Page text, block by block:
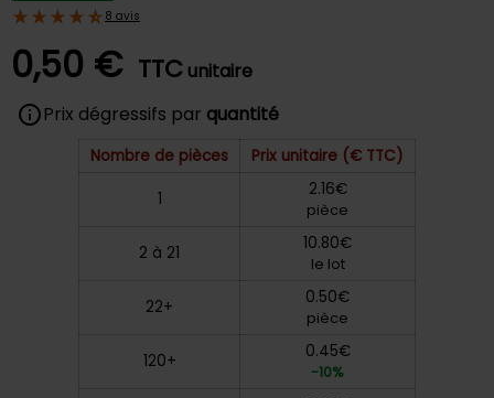
8 avis
0,50 € TTC unitaire
Prix dégressifs par quantité
Nombre de pièces Prix unitaire (€ TTC)
1 2.16€
pièce
2 à 21 10.80€
le lot
22+ 0.50€
pièce
120+ 0.45€
-10%